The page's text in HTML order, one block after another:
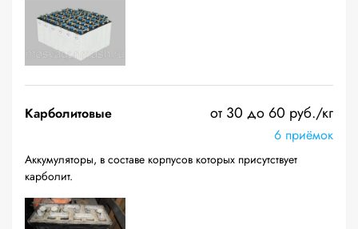
Карболитовые от 30 до 60 руб./кг
6 приёмок
Аккумуляторы, в составе корпусов которых присутствует
карболит.